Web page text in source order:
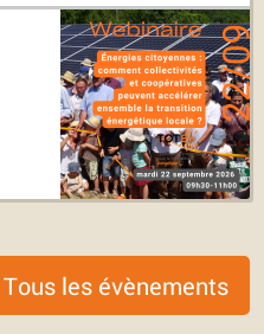
Tous les évènements